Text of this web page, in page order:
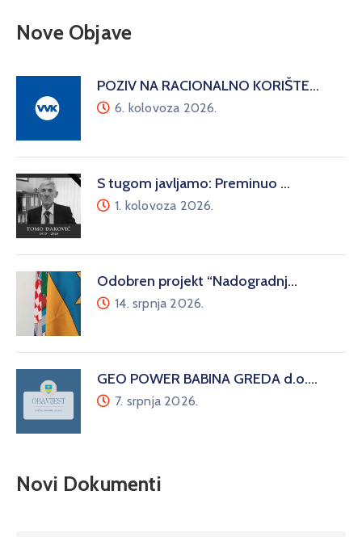
Nove Objave
POZIV NA RACIONALNO KORIŠTE…
6. kolovoza 2026.
S tugom javljamo: Preminuo …
1. kolovoza 2026.
Odobren projekt “Nadogradnj…
14. srpnja 2026.
GEO POWER BABINA GREDA d.o.…
7. srpnja 2026.
Novi Dokumenti